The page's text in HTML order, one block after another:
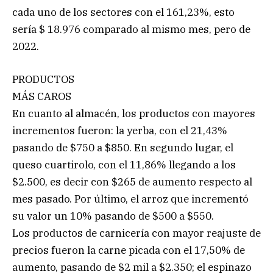
cada uno de los sectores con el 161,23%, esto
sería $ 18.976 comparado al mismo mes, pero de
2022.
PRODUCTOS
MÁS CAROS
En cuanto al almacén, los productos con mayores
incrementos fueron: la yerba, con el 21,43%
pasando de $750 a $850. En segundo lugar, el
queso cuartirolo, con el 11,86% llegando a los
$2.500, es decir con $265 de aumento respecto al
mes pasado. Por último, el arroz que incrementó
su valor un 10% pasando de $500 a $550.
Los productos de carnicería con mayor reajuste de
precios fueron la carne picada con el 17,50% de
aumento, pasando de $2 mil a $2.350; el espinazo